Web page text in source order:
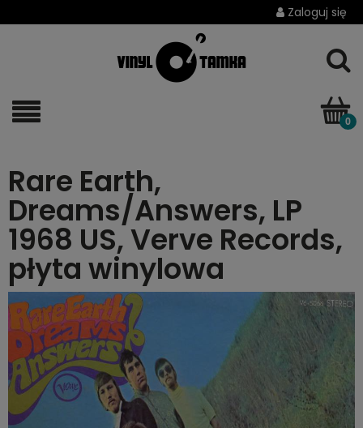
Zaloguj się
Rare Earth,
Dreams/Answers, LP
1968 US, Verve Records,
płyta winylowa